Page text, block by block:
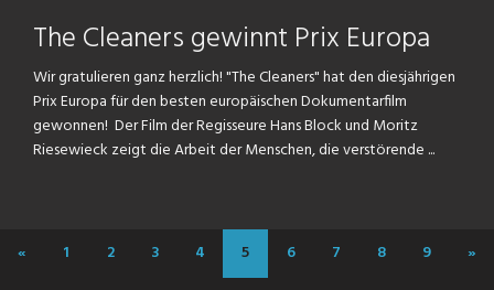
The Cleaners gewinnt Prix Europa
Wir gratulieren ganz herzlich! "The Cleaners" hat den diesjährigen
Prix Europa für den besten europäischen Dokumentarfilm
gewonnen! Der Film der Regisseure Hans Block und Moritz
Riesewieck zeigt die Arbeit der Menschen, die verstörende ...
« 1 2 3 4 5 6 7 8 9 »